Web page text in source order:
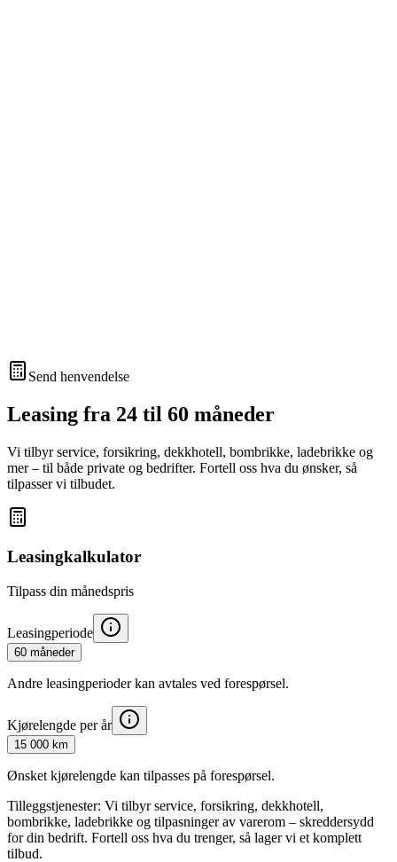
Send henvendelse
Leasing fra 24 til 60 måneder
Vi tilbyr service, forsikring, dekkhotell, bombrikke, ladebrikke og
mer – til både private og bedrifter. Fortell oss hva du ønsker, så
tilpasser vi tilbudet.
Leasingkalkulator
Tilpass din månedspris
Leasingperiode
60 måneder
Andre leasingperioder kan avtales ved forespørsel.
Kjørelengde per år
15 000 km
Ønsket kjørelengde kan tilpasses på forespørsel.
Tilleggstjenester: Vi tilbyr service, forsikring, dekkhotell,
bombrikke, ladebrikke og tilpasninger av varerom – skreddersydd
for din bedrift. Fortell oss hva du trenger, så lager vi et komplett
tilbud.